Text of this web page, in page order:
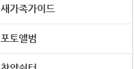
새가족가이드
포토앨범